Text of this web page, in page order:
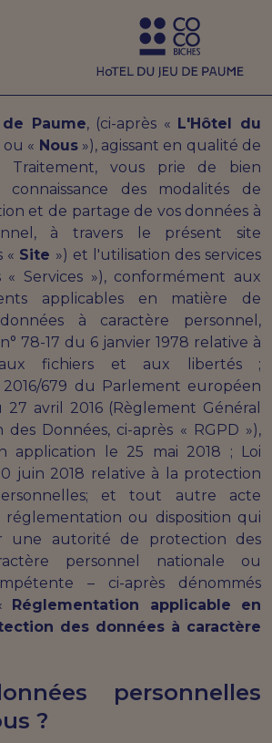
Paume, (ci-après « L'Hôtel du
ou « Nous»), agissant en qualité de
Traitement, vous prie de bien
des modalités de
et de partage de vos données à
à travers le présent site
« Site ») et l'utilisation des services
« Services »), conformément aux
applicables en matière de
à caractère personnel,
78-17 du 6 janvier 1978 relative à
aux fichiers et aux libertés ;
679 du Parlement européen
avril 2016 (Règlement Général
Données, ci-après « RGPD »),
application le 25 mai 2018 ; Loi
juin 2018 relative à la protection
et tout autre acte
réglementation ou disposition qui
une autorité de protection des
personnel nationale ou
– ci-après dénommés
Réglementation applicable en
des données à caractère
personnelles
?